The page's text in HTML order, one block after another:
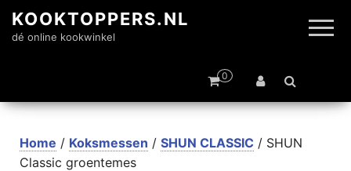
KOOKTOPPERS.NL
dé online kookwinkel
0
Home / Koksmessen / SHUN CLASSIC / SHUN
Classic groentemes